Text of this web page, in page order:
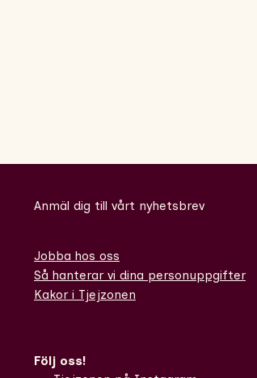
Anmäl dig till vårt nyhetsbrev
Jobba hos oss
Så hanterar vi dina personuppgifter
Kakor i Tjejzonen
Följ oss!